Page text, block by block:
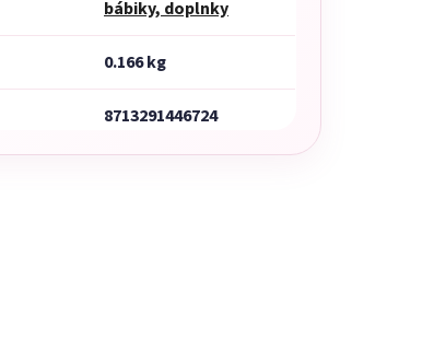
bábiky, doplnky
0.166 kg
8713291446724